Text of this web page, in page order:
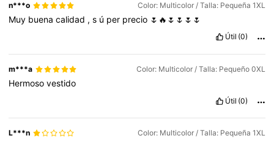
n***o Color: Multicolor / Talla: Pequeña 1XL
Muy buenacalidad ,s ú per precio 🌷🔥🌷🌷🌷🌷
Útil (0)
m***a Color: Multicolor / Talla: Pequeño 0XL
Hermosovestido
Útil (0)
L***n Color: Multicolor / Talla: Pequeña 1XL